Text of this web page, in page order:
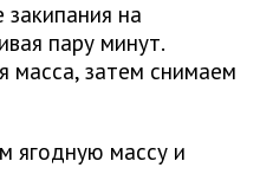
на
пару минут.
масса, затем снимаем
ягодную массу и